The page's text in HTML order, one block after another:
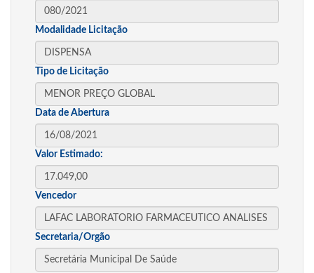
Modalidade Licitação
Tipo de Licitação
Data de Abertura
Valor Estimado:
Vencedor
Secretaria/Orgão